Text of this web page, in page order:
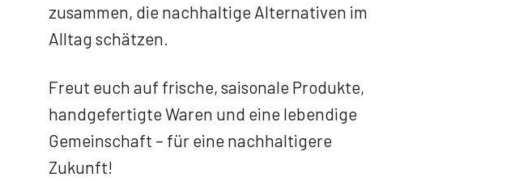
zusammen, die nachhaltige Alternativen im
Alltag schätzen.
Freut euch auf frische, saisonale Produkte,
handgefertigte Waren und eine lebendige
Gemeinschaft – für eine nachhaltigere
Zukunft!